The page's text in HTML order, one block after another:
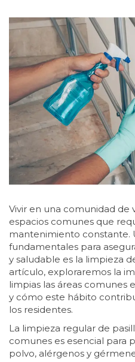
Vivir en una comunidad
espacios comunes que
mantenimiento constante.
fundamentales para
y saludable es la limpieza
artículo, exploraremos la
limpias las áreas comunes
y cómo este hábito
los residentes.
La limpieza regular de
comunes es esencial para
polvo, alérgenos y